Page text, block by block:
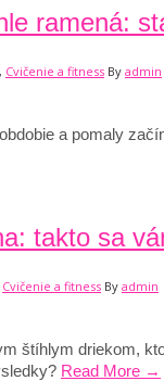
ramená:
, Cvičenie a fitness By admin
a pomaly
takto sa
Cvičenie a fitness By admin
štíhlym driekom,
Read More →